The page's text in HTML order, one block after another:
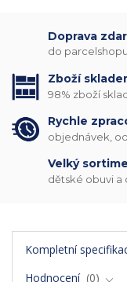
Doprava
do
Zboží
98% zboží
Rychle
objednávek,
Velký
dětské obuvi a
Kompletní
Hodnocení
0